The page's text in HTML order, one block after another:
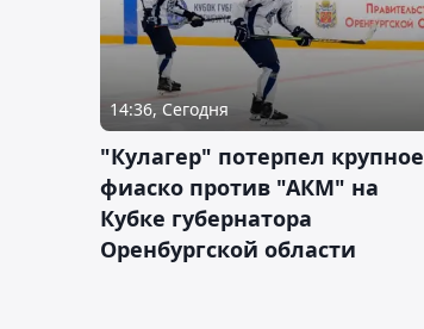
14:36, Сегодня
"Кулагер" потерпел крупное
фиаско против "АКМ" на
Кубке губернатора
Оренбургской области